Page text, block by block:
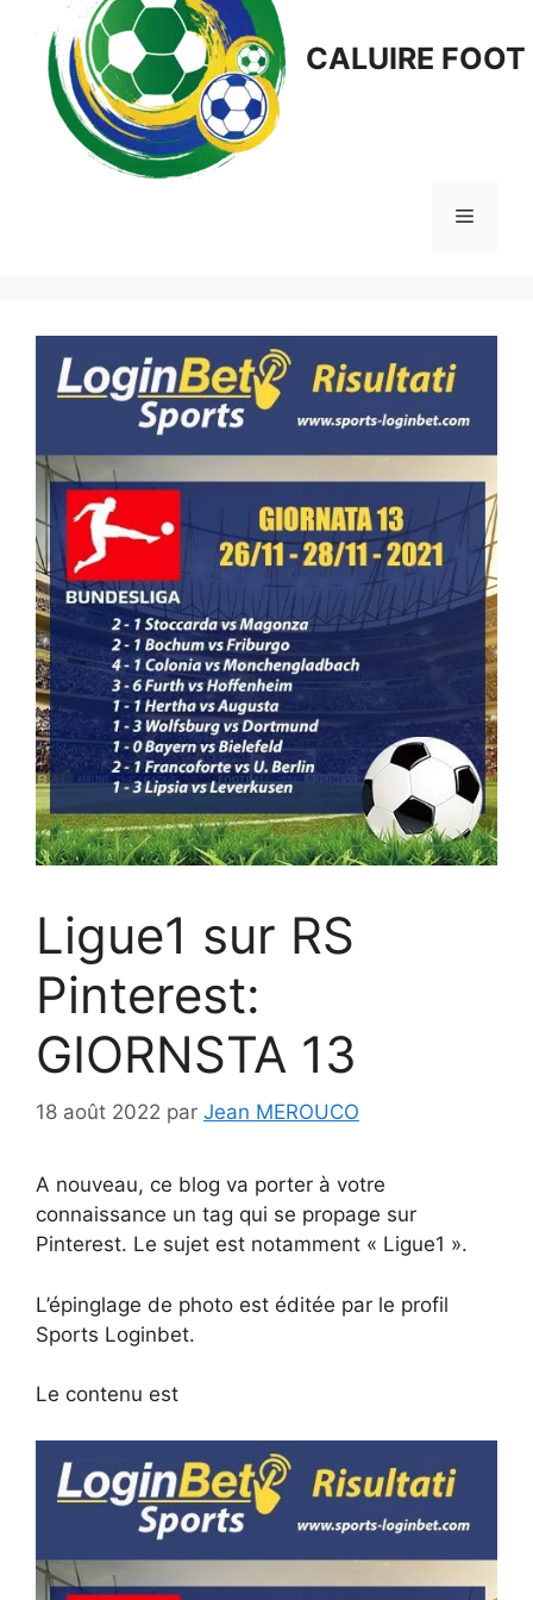
CALUIRE FOOT
Menu
Ligue1 sur RS
Pinterest:
GIORNSTA 13
18 août 2022 par Jean MEROUCO
A nouveau, ce blog va porter à votre
connaissance un tag qui se propage sur
Pinterest. Le sujet est notamment « Ligue1 ».
L’épinglage de photo est éditée par le profil
Sports Loginbet.
Le contenu est